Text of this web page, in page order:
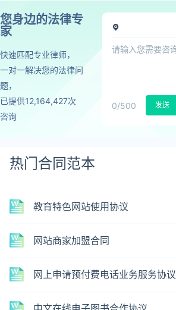
您身边的法律专
家
快速匹配专业律师，
一对一解决您的法律问
题，
已提供12,164,427次
咨询
0/500 发送
热门合同范本
教育特色网站使用协议
网站商家加盟合同
网上申请预付费电话业务服务协议